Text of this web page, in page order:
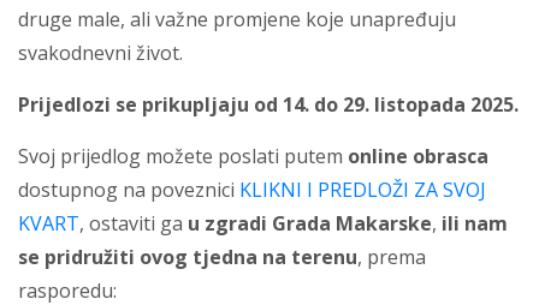
druge male, ali važne promjene koje unapređuju
svakodnevni život.
Prijedlozi se prikupljaju od 14. do 29. listopada 2025.
Svoj prijedlog možete poslati putem online obrasca
dostupnog na poveznici KLIKNI I PREDLOŽI ZA SVOJ
KVART, ostaviti ga u zgradi Grada Makarske, ili nam
se pridružiti ovog tjedna na terenu, prema
rasporedu: